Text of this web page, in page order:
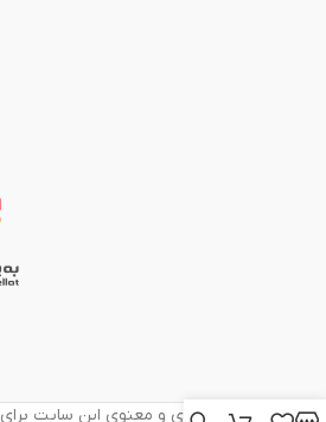
تمامی حقوق مادی و معنوی این سایت برای